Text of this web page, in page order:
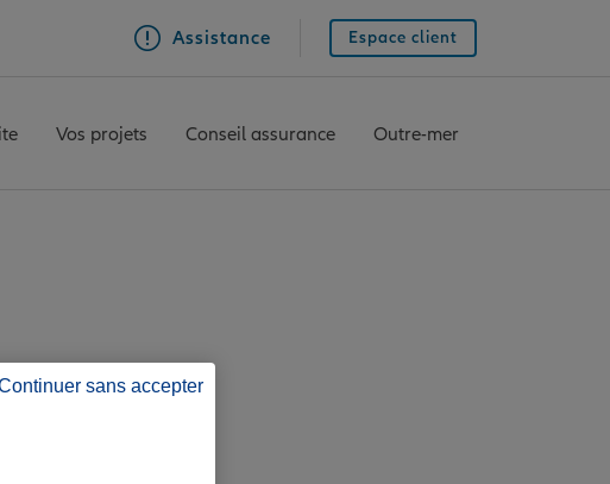
Assistance Espace client
Vos projets Conseil assurance Outre-mer
sans accepter